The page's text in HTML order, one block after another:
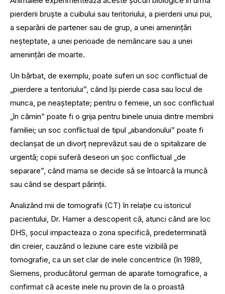
pierderii bruște a cuibului sau teritoriului, a pierderii unui pui,
a separării de partener sau de grup, a unei amenințări
neșteptate, a unei perioade de nemâncare sau a unei
amenințări de moarte.
Un bărbat, de exemplu, poate suferi un soc conflictual de
„pierdere a teritoriului”, când își pierde casa sau locul de
munca, pe neașteptate; pentru o femeie, un soc conflictual
„în cămin” poate fi o grija pentru binele unuia dintre membrii
familiei; un soc conflictual de tipul „abandonului” poate fi
declanșat de un divorț neprevăzut sau de o spitalizare de
urgentă; copii suferă deseori un șoc conflictual „de
separare”, când mama se decide să se întoarcă la muncă
sau când se despart părinții.
Analizând mii de tomografii (CT) în relație cu istoricul
pacientului, Dr. Hamer a descoperit că, atunci când are loc
DHS, șocul impacteaza o zona specifică, predeterminată
din creier, cauzând o leziune care este vizibilă pe
tomografie, ca un set clar de inele concentrice (în 1989,
Siemens, producătorul german de aparate tomografice, a
confirmat că aceste inele nu provin de la o proastă